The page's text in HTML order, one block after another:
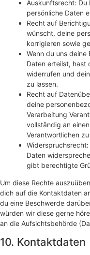
Auskunftsrecht: Du
persönliche Daten
Recht auf
wünscht, deine
korrigieren sowie
Wenn du uns deine
Daten erteilst, hast
widerrufen und
zu lassen.
Recht auf
deine
Verarbeitung
vollständig an
Verantwortlichen
Daten
gibt berechtigte
Um diese Rechte
dich auf die Kontaktdaten
du eine Beschwerde
würden wir diese gerne
an die Aufsichtsbehörde
10. Kontaktdaten